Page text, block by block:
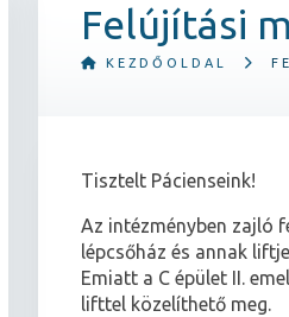
Felújítási
KEZDŐOLDAL
Tisztelt Pácienseink!
Az intézményben zajló
lépcsőház és annak
Emiatt a C épület II.
lifttel közelíthető meg.